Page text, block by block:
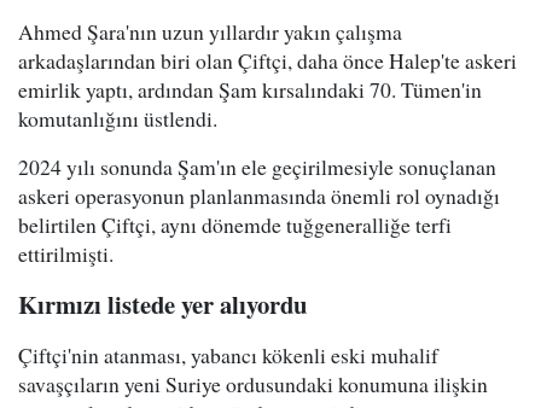
Ahmed Şara'nın uzun yıllardır yakın çalışma
arkadaşlarından biri olan Çiftçi, daha önce Halep'te askeri
emirlik yaptı, ardından Şam kırsalındaki 70. Tümen'in
komutanlığını üstlendi.
2024 yılı sonunda Şam'ın ele geçirilmesiyle sonuçlanan
askeri operasyonun planlanmasında önemli rol oynadığı
belirtilen Çiftçi, aynı dönemde tuğgeneralliğe terfi
ettirilmişti.
Kırmızı listede yer alıyordu
Çiftçi'nin atanması, yabancı kökenli eski muhalif
savaşçıların yeni Suriye ordusundaki konumuna ilişkin